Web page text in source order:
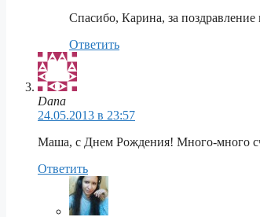
Спасибо, Карина, за
Ответить
Dana
24.05.2013 в 23:57
Маша, с Днем Рождения! Много-много
Ответить